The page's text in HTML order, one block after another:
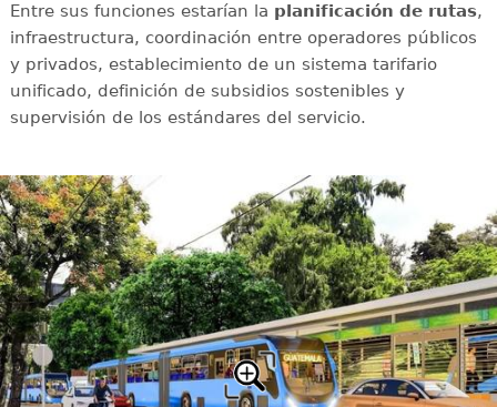
Entre sus funciones estarían la planificación de rutas,
infraestructura, coordinación entre operadores públicos
y privados, establecimiento de un sistema tarifario
unificado, definición de subsidios sostenibles y
supervisión de los estándares del servicio.